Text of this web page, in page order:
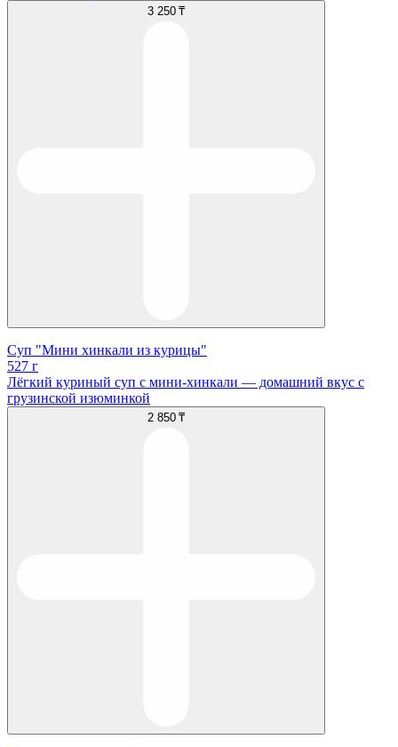
3 250 ₸
Суп "Мини хинкали из курицы"
527 г
Лёгкий куриный суп с мини-хинкали — домашний вкус с
грузинской изюминкой
2 850 ₸